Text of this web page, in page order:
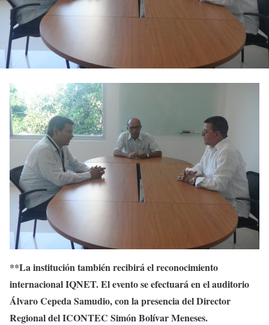
**La institución también recibirá el reconocimiento
internacional IQNET. El evento se efectuará en el auditorio
Álvaro Cepeda Samudio, con la presencia del Director
Regional del ICONTEC Simón Bolívar Meneses.